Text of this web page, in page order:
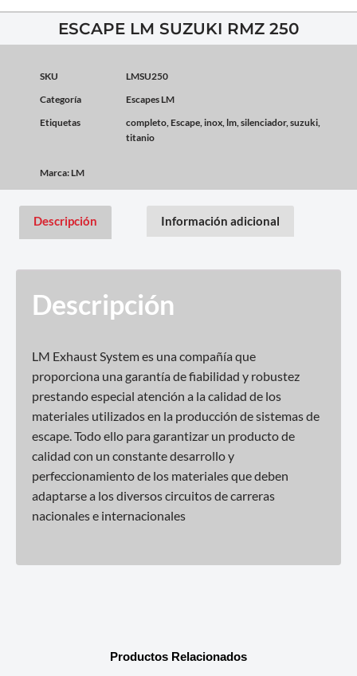
ESCAPE LM SUZUKI RMZ 250
SKU
LMSU250
Categoría
Escapes LM
Etiquetas
completo, Escape,inox, lm,silenciador,suzuki,
titanio
Marca: LM
Descripción Información adicional
Descripción
LM Exhaust System es una compañía que
proporciona una garantía de fiabilidad y robustez
prestando especial atención a la calidad de los
materiales utilizados en la producción de sistemas de
escape. Todo ello para garantizar un producto de
calidad con un constante desarrollo y
perfeccionamiento de los materiales que deben
adaptarse a los diversos circuitos de carreras
nacionales e internacionales
Productos Relacionados